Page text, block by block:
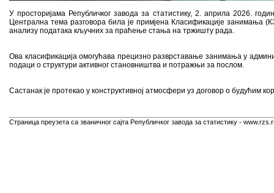
У просторијама Републичког завода за статистику, 2. априла 2026.
Централна тема разговора била је примјена Класификације занимања
анализу података кључних за праћење стања на тржишту рада.
Ова класификација омогућава прецизно разврставање занимања у
подаци о структури активног становништва и потражњи за послом.
Састанак је протекао у конструктивној атмосфери уз договор о
Страница преузета са званичног сајта Републичког завода за статистику -